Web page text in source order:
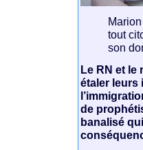
tout
son
Le RN et
étaler leurs
de
banalisé